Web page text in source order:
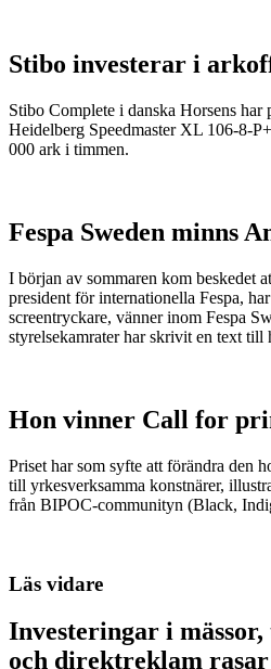
Stibo investerar i
Stibo Complete i danska Horsens har
Heidelberg Speedmaster XL 106-8-
000 ark i timmen.
Fespa Sweden minns
I början av sommaren kom beskedet
president för internationella Fespa,
screentryckare, vänner inom Fespa
styrelsekamrater har skrivit en text till
Hon vinner Call for
Priset har som syfte att förändra den
till yrkesverksamma konstnärer,
från BIPOC-communityn (Black,
Läs vidare
Investeringar i
och direktreklam rasar